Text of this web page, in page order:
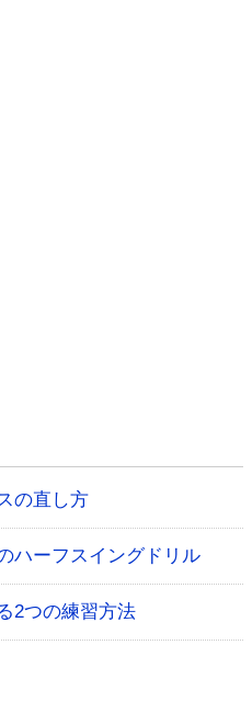
の直し方
ハーフスイングドリル
2つの練習方法